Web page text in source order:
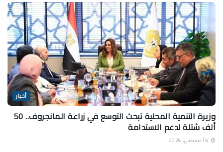
أخبار
وزيرة التنمية المحلية تبحث التوسع في زراعة المانجروف.. 50
ألف شتلة لدعم الاستدامة